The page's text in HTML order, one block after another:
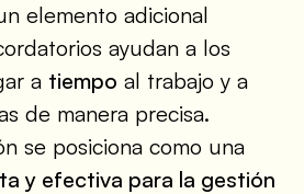
elemento adicional
ayudan a los
a tiempo al trabajo y a
de manera precisa.
se posiciona como una
y efectiva para la gestión